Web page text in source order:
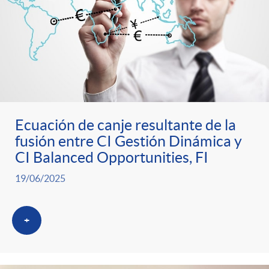
o
t
c
e
n
d
u
c
a
d
Ecuación de canje resultante de la
fusión entre CI Gestión Dinámica y
CI Balanced Opportunities, FI
19/06/2025
+